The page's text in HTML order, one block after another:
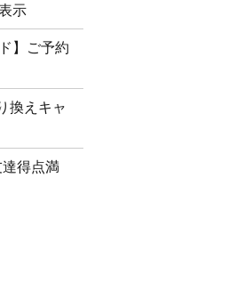
示
】ご予約
換えキャ
得点満